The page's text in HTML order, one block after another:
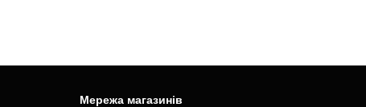
Мережа магазинів